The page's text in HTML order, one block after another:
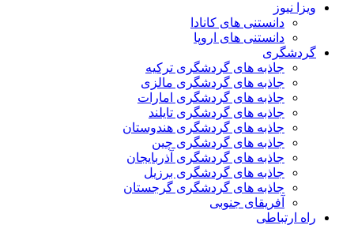
ویزا نیوز
دانستنی های کانادا
دانستنی های اروپا
گردشگری
جاذبه های گردشگری ترکیه
جاذبه های گردشگری مالزی
جاذبه های گردشگری امارات
جاذبه های گردشگری تایلند
جاذبه های گردشگری هندوستان
جاذبه های گردشگری چین
جاذبه های گردشگری آذربایجان
جاذبه های گردشگری برزیل
جاذبه های گردشگری گرجستان
آفریقای جنوبی
راه ارتباطی